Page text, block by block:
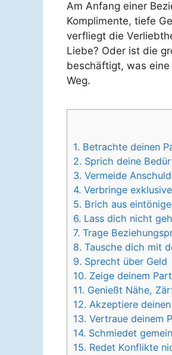
Am Anfang einer
Komplimente, tiefe
verfliegt die
Liebe? Oder ist die
beschäftigt, was
Weg.
1. Betrachte deinen
2. Sprich deine
3. Vermeide
4. Verbringe
5. Brich aus
6. Lass dich nicht
7. Trage
8. Tausche dich mit
9. Sprecht über Geld
10. Zeige deinem
11. Genießt Nähe,
12. Akzeptiere
13. Vertraue deinem
14. Schmiedet
15. Redet Konflikte